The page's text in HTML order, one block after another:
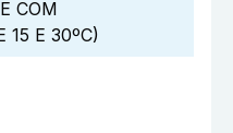
COM
15 E 30ºC)